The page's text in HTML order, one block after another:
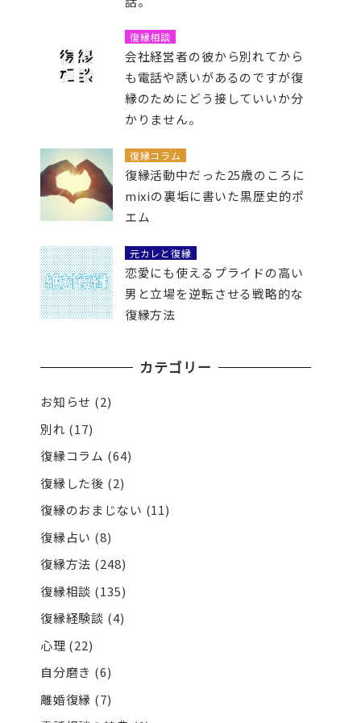
復縁相談
会社経営者の彼から別れてから
も電話や誘いがあるのですが復
縁のためにどう接していいか分
かりません。
復縁コラム
復縁活動中だった25歳のころに
mixiの裏垢に書いた黒歴史的ポ
エム
元カレと復縁
恋愛にも使えるプライドの高い
男と立場を逆転させる戦略的な
復縁方法
カテゴリー
お知らせ (2)
別れ (17)
復縁コラム (64)
復縁した後 (2)
復縁のおまじない (11)
復縁占い (8)
復縁方法 (248)
復縁相談 (135)
復縁経験談 (4)
心理 (22)
自分磨き (6)
離婚復縁 (7)